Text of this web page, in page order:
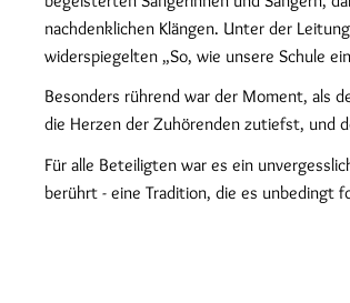
nachdenklichen Klängen. Unter der
widerspiegelten „So, wie unsere Schule
Besonders rührend war der Moment, als
die Herzen der Zuhörenden zutiefst, und
Für alle Beteiligten war es ein
berührt - eine Tradition, die es unbedingt